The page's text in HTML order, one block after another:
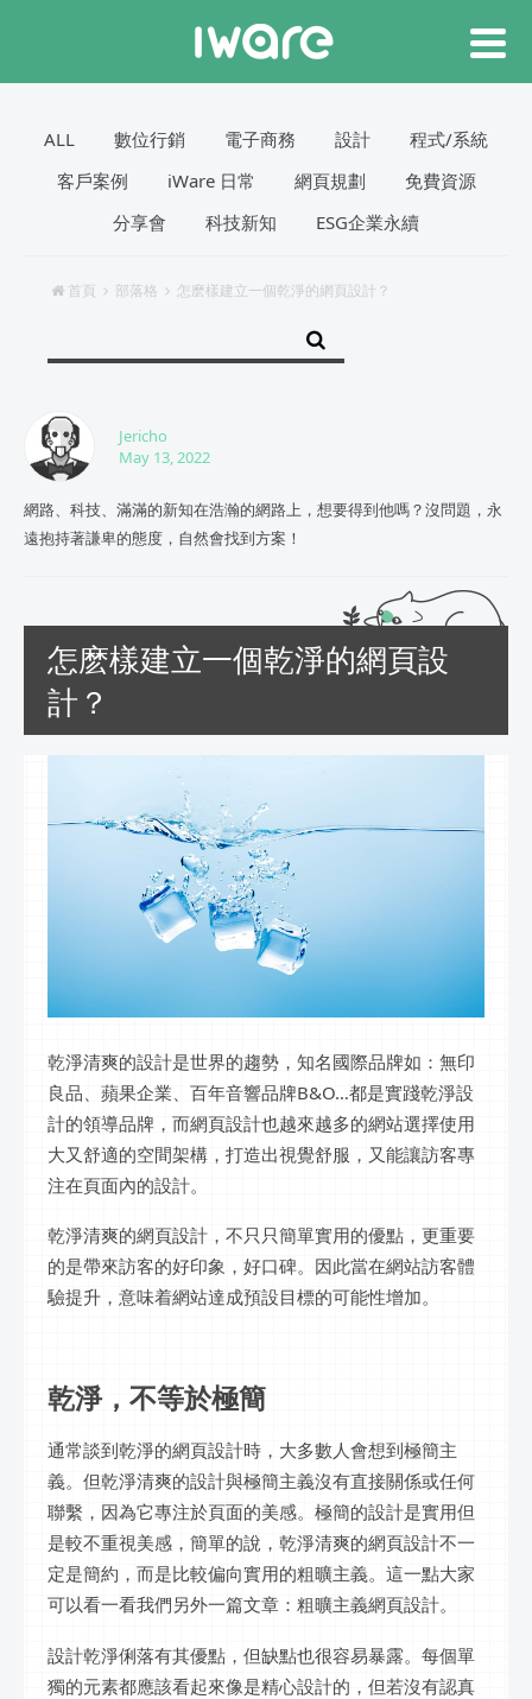
ALL 數位行銷 電子商務 設計
程式/系統
客戶案例
iWare 日常 網頁規劃
免費資源
分享會
科技新知 ESG企業永續
首頁 部落格 怎麽樣建立一個乾淨的網頁設計？
Jericho
May 13, 2022
網路、科技、滿滿的新知在浩瀚的網路上，想要得到他嗎？沒問題，永
遠抱持著謙卑的態度，自然會找到方案！
怎麽樣建立一個乾淨的網頁設
計？
乾淨清爽的設計是世界的趨勢，知名國際品牌如：無印
良品、蘋果企業、百年音響品牌B&O…都是實踐乾淨設
計的領導品牌，而網頁設計也越來越多的網站選擇使用
大又舒適的空間架構，打造出視覺舒服，又能讓訪客專
注在頁面內的設計。
乾淨清爽的網頁設計，不只只簡單實用的優點，更重要
的是帶來訪客的好印象，好口碑。因此當在網站訪客體
驗提升，意味着網站達成預設目標的可能性增加。
乾淨，不等於極簡
通常談到乾淨的網頁設計時，大多數人會想到極簡主
義。但乾淨清爽的設計與極簡主義沒有直接關係或任何
聯繫，因為它專注於頁面的美感。極簡的設計是實用但
是較不重視美感，簡單的說，乾淨清爽的網頁設計不一
定是簡約，而是比較偏向實用的粗曠主義。這一點大家
可以看一看我們另外一篇文章：粗曠主義網頁設計。
設計乾淨俐落有其優點，但缺點也很容易暴露。每個單
獨的元素都應該看起來像是精心設計的，但若沒有認真